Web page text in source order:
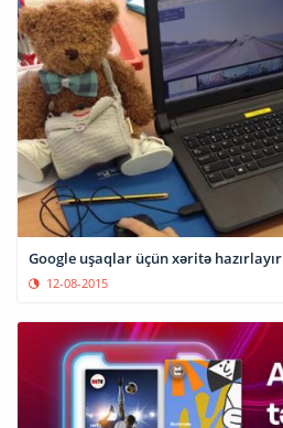
Google uşaqlar üçün xəritə hazırlayır
12-08-2015